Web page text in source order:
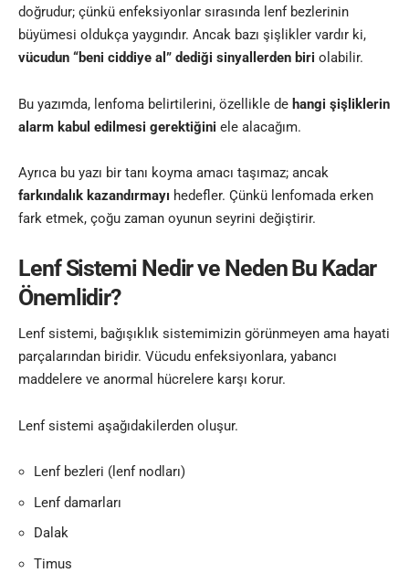
doğrudur; çünkü enfeksiyonlar sırasında lenf bezlerinin
büyümesi oldukça yaygındır. Ancak bazı şişlikler vardır ki,
vücudun “beni ciddiye al” dediği sinyallerden biri olabilir.
Bu yazımda, lenfoma belirtilerini, özellikle de hangi şişliklerin
alarm kabul edilmesi gerektiğini ele alacağım.
Ayrıca bu yazı bir tanı koyma amacı taşımaz; ancak
farkındalık kazandırmayı hedefler. Çünkü lenfomada erken
fark etmek, çoğu zaman oyunun seyrini değiştirir.
Lenf Sistemi Nedir ve Neden Bu Kadar
Önemlidir?
Lenf sistemi, bağışıklık sistemimizin görünmeyen ama hayati
parçalarından biridir. Vücudu enfeksiyonlara, yabancı
maddelere ve anormal hücrelere karşı korur.
Lenf sistemi aşağıdakilerden oluşur.
Lenf bezleri (lenf nodları)
Lenf damarları
Dalak
Timus